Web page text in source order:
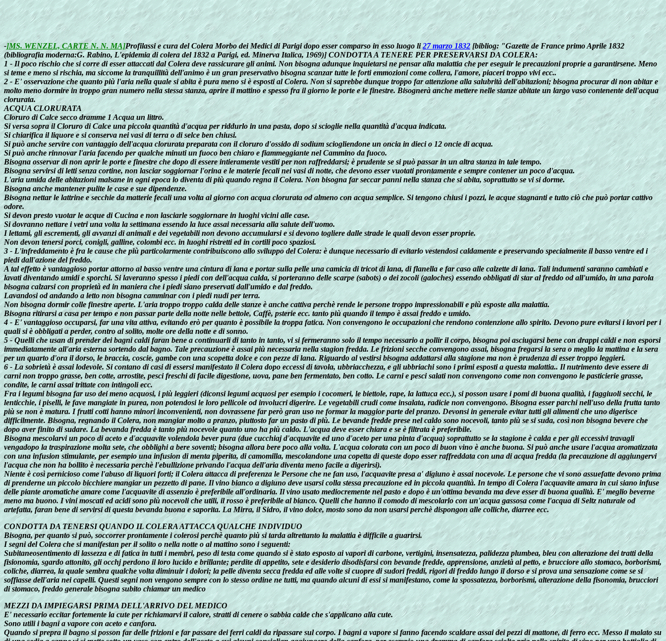
-]MS. WENZEL, CARTE N. N. MA]Profilassi e cura del Colera Morbo dei Medici di Parigi dopo esser comparso in esso luogo li27 marzo 1832[bibliog: "Gazette de France primo Aprile 1832
(bibliografia moderna:G. Rabino, L'epidemia di colera del 1832 a Parigi, ed. Minerva Italica, 1969)] CONDOTTA A TENERE PER PRESERVARSI DA COLERA:
1 - Il poco rischio che si corre di esser attaccati dal Colera deve rassicurare gli animi. Non bisogna adunque inquietarsi ne pensar alla malattia che per eseguir le precauzioni proprie a garantirsene. Meno
si teme e meno si rischia, ma siccome la tranquillità dell'animo è un gran preservativo bisogna scanzar tutte le forti emmozioni come collera, l'amore, piaceri troppo vivi ecc..
2 - E' osservazione che quanto più l'aria nella quale si abita è pura meno si è esposti al Colera. Non si saprebbe dunque troppo far attenzione alla salubrità dell'abitazioni; bisogna procurar di non abitar e
molto meno dormire in troppo gran numero nella stessa stanza, aprire il mattino e spesso fra il giorno le porte e le finestre. Bisognerà anche mettere nelle stanze abitate un largo vaso contenente dell'acqua
clorurata.
ACQUA CLORURATA
Cloruro di Calce secco dramme 1 Acqua un littro.
Si versa sopra il Cloruro di Calce una piccola quantità d'acqua per riddurlo in una pasta, dopo si scioglie nella quantità d'acqua indicata.
Si chiarifica il liquore e si conserva nei vasi di terra o di selce ben chiusi.
Si può anche servire con vantaggio dell'acqua clorurata preparata con il cloruro d'ossido di sodium sciogliendone un oncia in dieci o 12 oncie di acqua.
Si può anche rinnovar l'aria facendo per qualche minuti un fuoco ben chiaro e fiammeggiante nel Cammino da fuoco.
Bisogna osservar di non aprir le porte e finestre che dopo di essere intieramente vestiti per non raffreddarsi; è prudente se si può passar in un altra stanza in tale tempo.
Bisogna servirsi di letti senza cortine, non lasciar soggiornar l'orina e le materie fecali nei vasi di notte, che devono esser vuotati prontamente e sempre contener un poco d'acqua.
L'aria umida delle abitazioni malsane in ogni epoca lo diventa di più quando regna il Colera. Non bisogna far seccar panni nella stanza che si abita, soprattutto se vi si dorme.
Bisogna anche mantener pulite le case e sue dipendenze.
Bisogna nettar le lattrine e secchie da matterie fecali una volta al giorno con acqua clorurata od almeno con acqua semplice. Si tengono chiusi i pozzi, le acque stagnanti e tutto ciò che può portar cattivo
odore.
Si devon presto vuotar le acque di Cucina e non lasciarle soggiornare in luoghi vicini alle case.
Si dovranno nettare i vetri una volta la settimana essendo la luce assai necessaria alla salute dell'uomo.
I lettami, gli escrementi, gli avvanzi di animali e dei vegetabili non devono accumularsi e si devono togliere dalle strade le quali devon esser proprie.
Non devon tenersi porci, conigli, galline, colombi ecc. in luoghi ristretti ed in cortili poco spaziosi.
3 - L'infreddamento è fra le cause che più particolarmente contribuiscono allo sviluppo del Colera: è dunque necessario di evitarlo vestendosi caldamente e preservando specialmente il basso ventre ed i
piedi dall'azione del freddo.
A tal effetto è vantaggioso portar attorno al basso ventre una cintura di lana e portar sulla pelle una camicia di tricot di lana, di flanella e far caso alle calzette di lana. Tali indumenti saranno cambiati e
lavati diventando umidi e sporchi. Si laveranno spesso i piedi con dell'acqua calda, si porteranno delle scarpe (sabots) o dei zocoli (galoches) essendo obbligati di star al freddo od all'umido, in una parola
bisogna calzarsi con proprietà ed in maniera che i piedi siano preservati dall'umido e dal freddo.
Lavandosi od andando a letto non bisogna camminar con i piedi nudi per terra.
Non bisogna dormir colle finestre aperte. L'aria troppo troppo calda delle stanze è anche cattiva perchè rende le persone troppo impressionabili e più esposte alla malattia.
Bisogna ritirarsi a casa per tempo e non passar parte della notte nelle bettole, Caffè, psterie ecc. tanto più quando il tempo è assai freddo e umido.
4 - E' vantaggioso occuparsi, far una vita attiva, evitando erò per quanto è possibile la troppa fatica. Non convengono le occupazioni che rendono contenzione allo spirito. Devono pure evitarsi i lavori per i
quali si è obbligati a perder, contro al solito, molte ore della notte e di sonno.
5 - Quelli che usan di prender dei bagni caldi faran bene a continuarli di tanto in tanto, vi si fermeranno solo il tempo necessario a pollir il corpo, bisogna poi asciugarsi bene con drappi caldi e non esporsi
immediatamente all'aria esterna sortendo dal bagno. Tale precauzione è assai più necessaria nella stagion fredda. Le frizioni secche convengono assai, bisogna fregarsi la sera o meglio la mattina e la sera
per un quarto d'ora il dorso, le braccia, coscie, gambe con una scopetta dolce e con pezze di lana. Riguardo al vestirsi bisogna addattarsi alla stagione ma non è prudenza di esser troppo leggieri.
6 - La sobrietà è assai lodevole. Si contano di casi di essersi manifestato il Colera dopo eccessi di tavola, ubbriacchezza, e gli ubbriachi sono i primi esposti a questa malattia.. Il nutrimento deve essere di
carni non troppo grasse, ben cotte, arrostite, pesci freschi di facile digestione, uova, pane ben fermentato, ben cotto. Le carni e pesci salati non convengono come non convengono le pasticierie grasse,
condite, le carni assai trittate con intingoli ecc.
Fra i legumi bisogna far uso dei meno acquosi, i più leggieri (diconsi legumi acquosi per esempio i cocomeri, le biettole, rape, la lattuca ecc.), si posson usare i pomi di buona qualità, i faggiuoli secchi, le
lenticchie, i piselli, le fave mangiate in purea, non potendosi le loro pellicole od involucri digerire. Le vegetabili crudi come insalata, radicie non convengono. Bisogna esser parchi nell'uso della frutta tanto
più se non è matura. I frutti cotti hanno minori inconvenienti, non dovrassene far però gran uso ne formar la maggior parte del pranzo. Devonsi in generale evitar tutti gli alimenti che uno digerisce
difficilmente. Bisogna, regnando il Colera, non mangiar molto a pranzo, piuttosto far un pasto di più. Le bevande fredde prese nel caldo sono nocevoli, tanto più se si suda, così non bisogna bevere che
dopo aver finito di sudare. La bevanda fredda è tanto più nocevole quanto uno ha più caldo. L'acqua deve esser chiara e se è filtrata è preferibile.
Bisogna mescolarvi un poco di aceto e d'acquavite volendola bever pura (due cucchiaj d'acquavite ed uno d'aceto per una pinta d'acqua) soprattutto se la stagione è calda e per gli eccessivi travagli
vengadopo la traspirazione molta sete, che obblighi a bere soventi; bisogna allora bere poco alla volta. L'acqua colorata con un poco di buon vino è anche buona. Si può anche usare l'acqua aromatizzata
con una infusion stimulante, per esempio una infusion di menta piperita, di camomilla, mescolandone una copetta di queste dopo esser raffreddata con una di acqua fredda (la precauzione di aggiungervi
l'acqua che non ha bollito è necessaria perchè l'ebullizione privando l'acqua dell'aria diventa meno facile a digerirsi).
Niente è così pernicioso come l'abuso di liquori forti; il Colera attacca di preferenza le Persone che ne fan uso, l'acquavite presa a' digiuno è assai nocevole. Le persone che vi sono assuefatte devono prima
di prenderne un piccolo bicchiere mangiar un pezzetto di pane. Il vino bianco a digiuno deve usarsi colla stessa precauzione ed in piccola quantità. In tempo di Colera l'acquavite amara in cui siano infuse
delle piante aromatiche amare come l'acquavite di assenzio è preferibile all'ordinaria. Il vino usato mediocremente nel pasto e dopo è un'ottima bevanda ma deve esser di buona qualità. E' meglio beverne
meno ma buono. I vini moscati ed acidi sono più nocevoli che utili, il rosso è preferibile al bianco. Quelli che hanno il comodo di mescolarlo con un'acqua gassosa come l'acqua di Seltz naturale od
artefatta, faran bene di servirsi di questa bevanda buona e saporita. La Mirra, il Sidro, il vino dolce, mosto sono da non usarsi perchè dispongon alle colliche, diarree ecc.
CONDOTTA DA TENERSI QUANDO IL COLERA ATTACCA QUALCHE INDIVIDUO
Bisogna, per quanto si può, soccorrer prontamente i colerosi perchè quanto più si tarda altrettanto la malattia è difficile a guarirsi.
I segni del Colera che si manifestan per il solito o nella notte o al mattino sono i seguenti:
Subitaneosentimento di lassezza e di fatica in tutti i membri, peso di testa come quando si è stato esposto ai vapori di carbone, vertigini, insensatezza, palidezza plumbea, bleu con alterazione dei tratti della
fisionomia, sgardo attonito, gli occhj perdono il loro lucido e brillante; perdite di appetito, sete e desiderio disodisfarsi con bevande fredde, apprensione, anzietà al petto, e brucciore allo stomaco, borborismi,
coliche, diarrea, la quale sembra qualche volta diminuir i dolori; la pelle diventa secca fredda ed alle volte si cuopre di sudori freddi, rigori di freddo lungo il dorso e si prova una sensazione come se si
soffiasse dell'aria nei capelli. Questi segni non vengono sempre con lo stesso ordine ne tutti, ma quando alcuni di essi si manifestano, come la spossatezza, borborismi, alterazione della fisonomia, brucciori
di stomaco, freddo generale bisogna subito chiamar un medico
MEZZI DA IMPIEGARSI PRIMA DELL'ARRIVO DEL MEDICO
E' necessario eccitar fortemente la cute per richiamarvi il calore, stratti di cenere o sabbia calde che s'applicano alla cute.
Sono utili i bagni a vapore con aceto e canfora.
Quando si prepra il bagno si posson far delle frizioni e far passare dei ferri caldi da ripassare sul corpo. I bagni a vapore si fanno facendo scaldare assai dei pezzi di mattone, di ferro ecc. Messo il malato su